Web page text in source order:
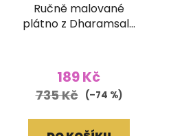
Ručně malované
plátno z Dharamsaly
189 Kč
735 Kč (–74 %)